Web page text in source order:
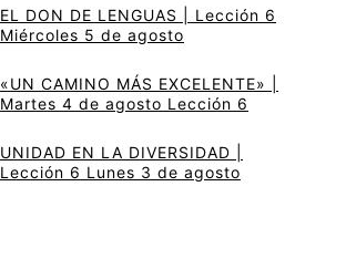
EL DON DE LENGUAS | Lección 6
Miércoles 5 de agosto
«UN CAMINO MÁS EXCELENTE» |
Martes 4 de agosto Lección 6
UNIDAD EN LA DIVERSIDAD |
Lección 6 Lunes 3 de agosto